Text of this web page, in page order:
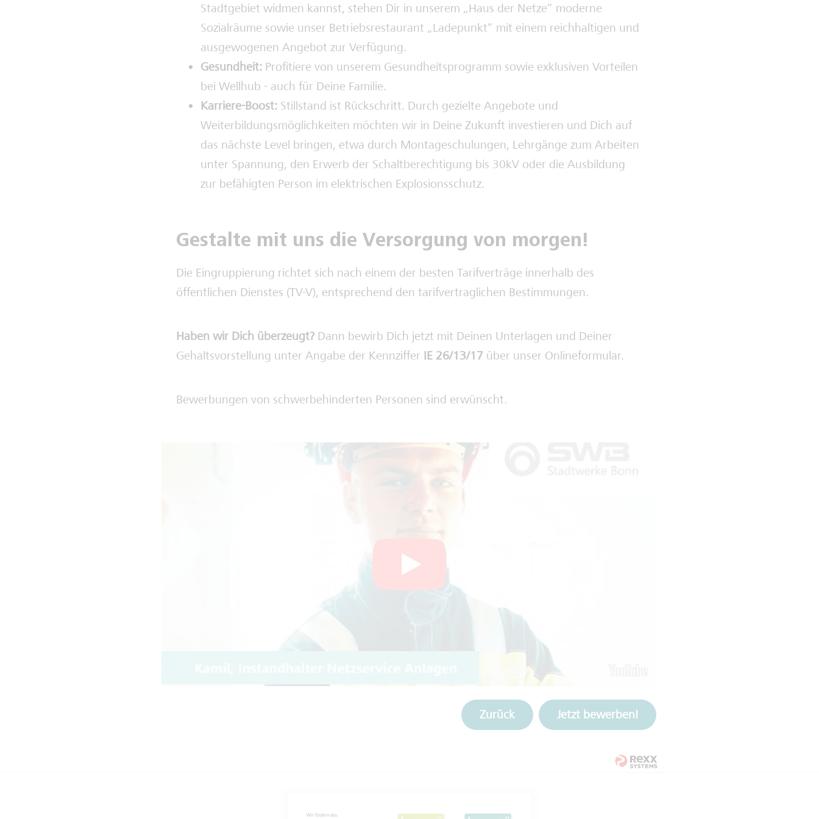
Stadtgebiet widmen kannst, stehen Dir in unserem „Haus der Netze“ moderne
Sozialräume sowie unser Betriebsrestaurant „Ladepunkt“ mit einem reichhaltigen und
ausgewogenen Angebot zur Verfügung.
Gesundheit: Profitiere von unserem Gesundheitsprogramm sowie exklusiven Vorteilen
bei Wellhub - auch für Deine Familie.
Karriere-Boost: Stillstand ist Rückschritt. Durch gezielte Angebote und
Weiterbildungsmöglichkeiten möchten wir in Deine Zukunft investieren und Dich auf
das nächste Level bringen, etwa durch Montageschulungen, Lehrgänge zum Arbeiten
unter Spannung, den Erwerb der Schaltberechtigung bis 30kV oder die Ausbildung
zur befähigten Person im elektrischen Explosionsschutz.
Gestalte mit uns die Versorgung von morgen!
Die Eingruppierung richtet sich nach einem der besten Tarifverträge innerhalb des
öffentlichen Dienstes (TV-V), entsprechend den tarifvertraglichen Bestimmungen.
Haben wir Dich überzeugt? Dann bewirb Dich jetzt mit Deinen Unterlagen und Deiner
Gehaltsvorstellung unter Angabe der Kennziffer IE 26/13/17 über unser Onlineformular.
Bewerbungen von schwerbehinderten Personen sind erwünscht.
Zurück Jetzt bewerben!